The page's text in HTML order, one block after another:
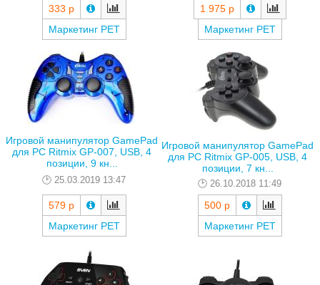
333 р
Маркетинг РЕТ
1 975 р
Маркетинг РЕТ
Игровой манипулятор GamePad
для PC Ritmix GP-007, USB, 4
позиции, 9 кн...
25.03.2019 13:47
579 р
Маркетинг РЕТ
Игровой манипулятор GamePad
для PC Ritmix GP-005, USB, 4
позиции, 7 кн...
26.10.2018 11:49
500 р
Маркетинг РЕТ